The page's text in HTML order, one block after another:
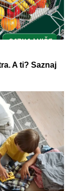
A ti? Saznaj